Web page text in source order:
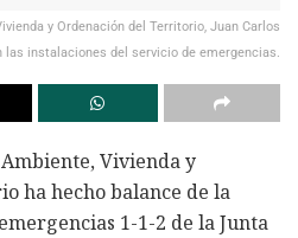
y Ordenación del Territorio, Juan Carlos
las instalaciones del servicio de emergencias.
Vivienda y
ha hecho balance de la
1-1-2 de la Junta